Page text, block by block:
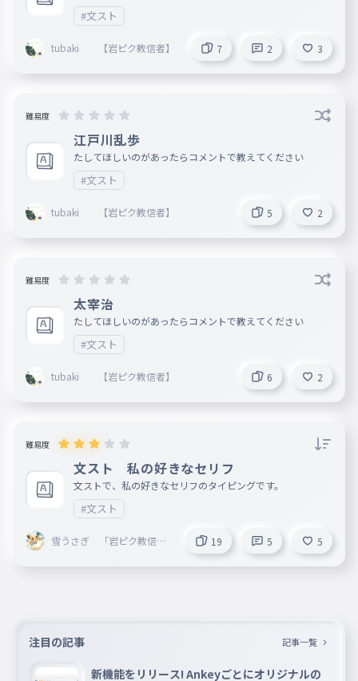
#文スト
tubaki 【岩ピク教信者】 7 2 3
難易度
江戸川乱歩
たしてほしいのがあったらコメントで教えてください
#文スト
tubaki 【岩ピク教信者】 5 2
難易度
太宰治
たしてほしいのがあったらコメントで教えてください
#文スト
tubaki 【岩ピク教信者】 6 2
難易度
文スト 私の好きなセリフ
文ストで、私の好きなセリフのタイピングです。
#文スト
雪うさぎ 「岩ピク教信者
19 5 5
注目の記事 記事一覧
新機能をリリース! Ankeyごとにオリジナルの